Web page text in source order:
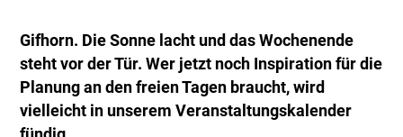
Gifhorn. Die Sonne lacht und das Wochenende
steht vor der Tür. Wer jetzt noch Inspiration für die
Planung an den freien Tagen braucht, wird
vielleicht in unserem Veranstaltungskalender